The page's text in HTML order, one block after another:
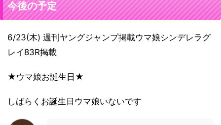
今後の予定
6/23(木) 週刊ヤングジャンプ掲載ウマ娘シンデレラグ
レイ83R掲載
★ウマ娘お誕生日★
しばらくお誕生日ウマ娘いないです